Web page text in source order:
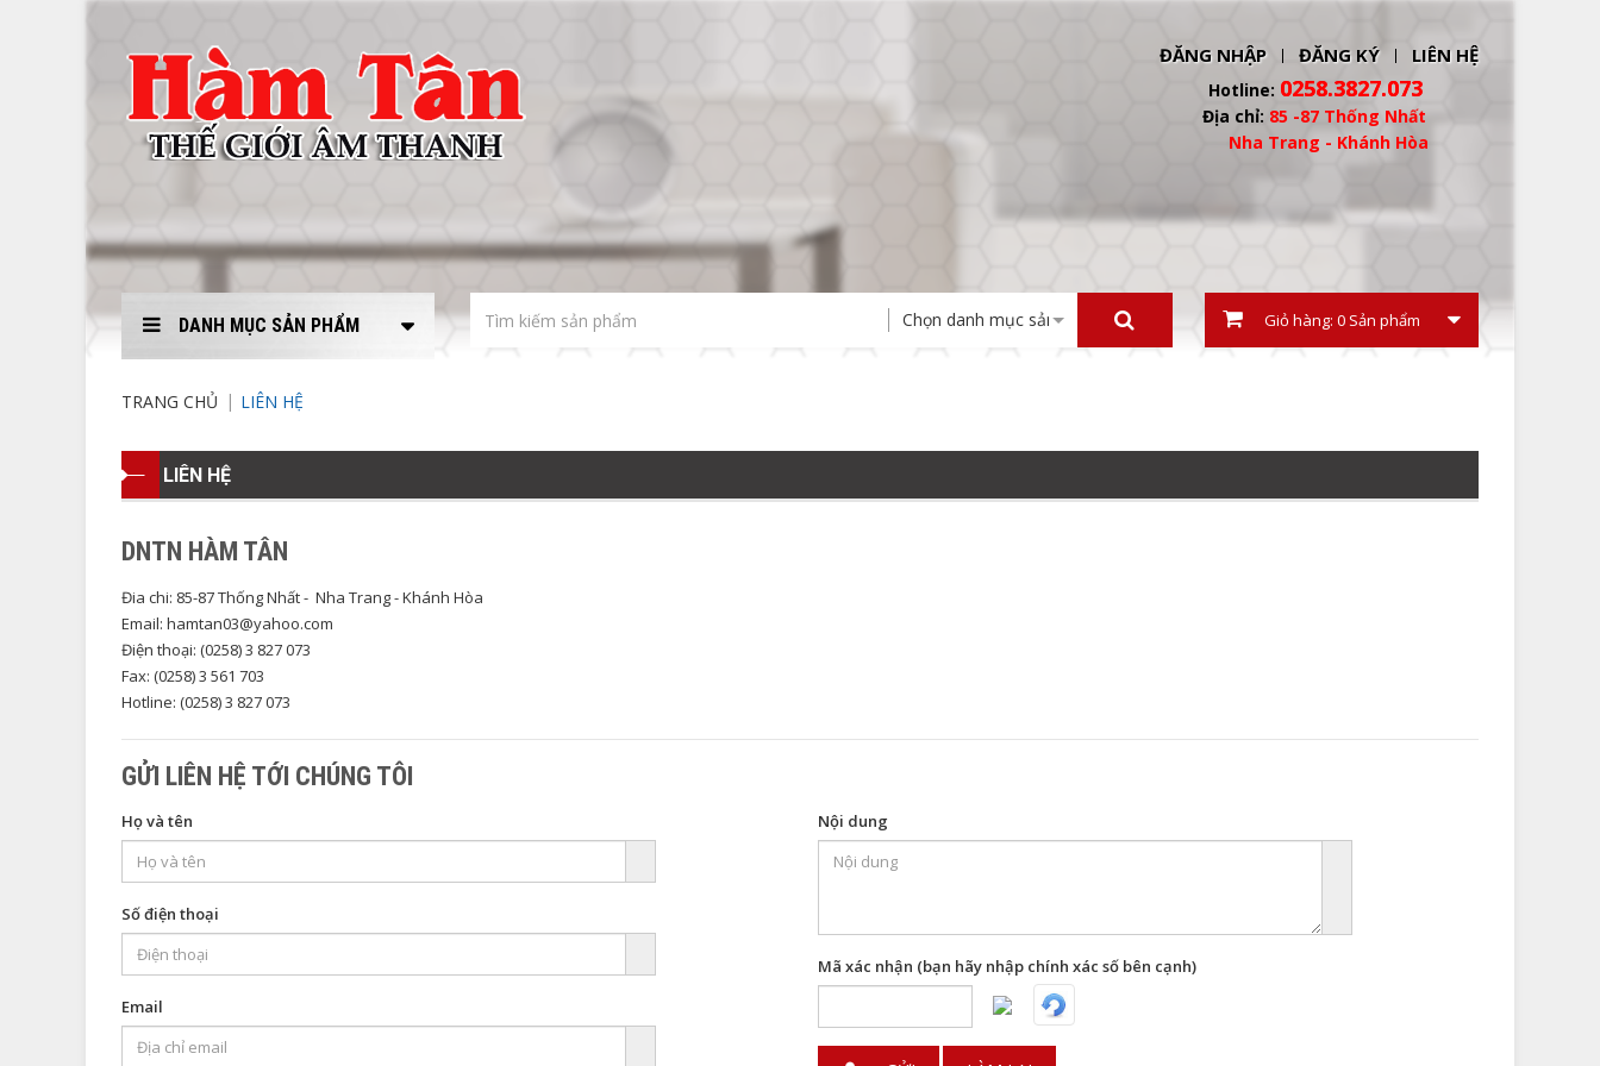
ĐĂNG NHẬP ĐĂNG KÝ LIÊN HỆ
Hotline: 0258.3827.073
Địa chỉ: 85 -87 Thống Nhất
Nha Trang - Khánh Hòa
Chọn danh mục sản phẩm Giỏ hàng: 0 Sản phẩm
DANH MỤC SẢN PHẨM
TRANG CHỦ LIÊN HỆ
LIÊN HỆ
DNTN HÀM TÂN
Đia chi: 85-87 Thống Nhất - Nha Trang - Khánh Hòa
Email: hamtan03@yahoo.com
Điện thoại: (0258) 3 827 073
Fax: (0258) 3 561 703
Hotline: (0258) 3 827 073
GỬI LIÊN HỆ TỚI CHÚNG TÔI
Họ và tên
Số điện thoại
Email
Nội dung
Mã xác nhận (bạn hãy nhập chính xác số bên cạnh)